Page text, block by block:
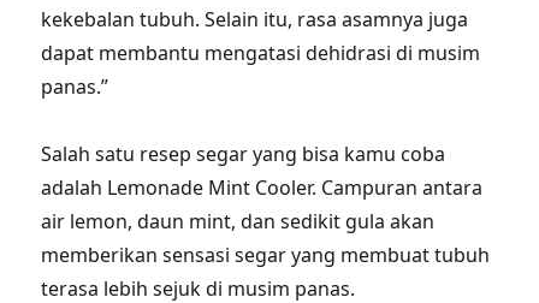
kekebalan tubuh. Selain itu, rasa asamnya juga
dapat membantu mengatasi dehidrasi di musim
panas.”
Salah satu resep segar yang bisa kamu coba
adalah Lemonade Mint Cooler. Campuran antara
air lemon, daun mint, dan sedikit gula akan
memberikan sensasi segar yang membuat tubuh
terasa lebih sejuk di musim panas.